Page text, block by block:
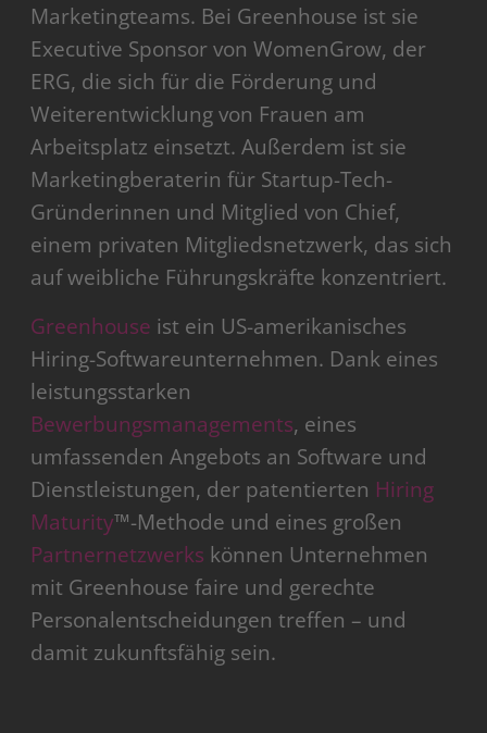
Marketingteams. Bei Greenhouse ist sie
Executive Sponsor von WomenGrow, der
ERG, die sich für die Förderung und
Weiterentwicklung von Frauen am
Arbeitsplatz einsetzt. Außerdem ist sie
Marketingberaterin für Startup-Tech-
Gründerinnen und Mitglied von Chief,
einem privaten Mitgliedsnetzwerk, das sich
auf weibliche Führungskräfte konzentriert.
Greenhouse ist ein US-amerikanisches
Hiring-Softwareunternehmen. Dank eines
leistungsstarken
Bewerbungsmanagements, eines
umfassenden Angebots an Software und
Dienstleistungen, der patentierten Hiring
Maturity™-Methode und eines großen
Partnernetzwerks können Unternehmen
mit Greenhouse faire und gerechte
Personalentscheidungen treffen – und
damit zukunftsfähig sein.